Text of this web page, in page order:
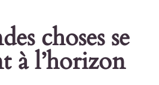
choses se
à l’horizon